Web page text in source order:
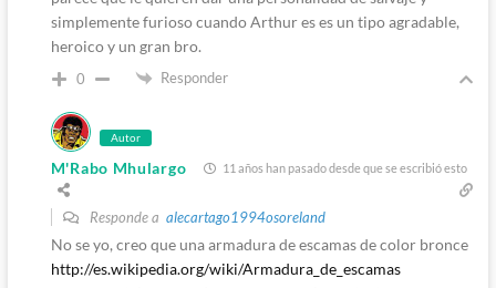
simplemente furioso cuando Arthur es es un tipo agradable,
heroico y un gran bro.
0 Responder
Autor
M'Rabo Mhulargo 11 años han pasado desde que se escribió esto
Responde a alecartago1994osoreland
No se yo, creo que una armadura de escamas de color bronce
http://es.wikipedia.org/wiki/Armadura_de_escamas